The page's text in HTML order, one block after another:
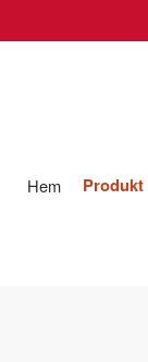
Produkt
Hem